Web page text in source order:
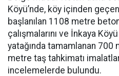
Köyü’nde, köy içinden
başlanılan 1108 metre
çalışmalarını ve İnkaya
yatağında tamamlanan
metre taş tahkimatı
incelemelerde bulundu.